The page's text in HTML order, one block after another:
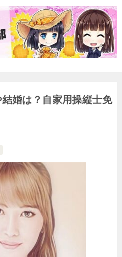
婚は？自家用操縦士免